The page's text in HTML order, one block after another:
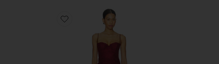
Favorite ВЕЧЕРНЕЕ ПЛАТЬЕ SALMA